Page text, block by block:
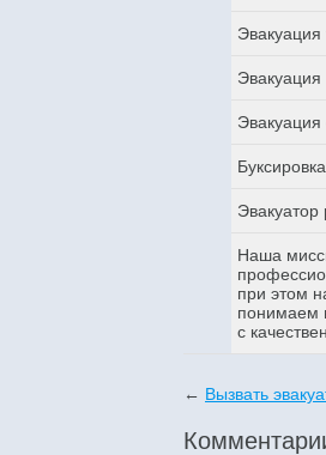
Эвакуация
Эвакуация
Эвакуация
Эвакуатор
Наша
при этом
понимаем
с
← Вызвать